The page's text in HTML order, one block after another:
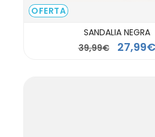
OFERTA
SANDALIA NEGRA
39,99€
27,99€